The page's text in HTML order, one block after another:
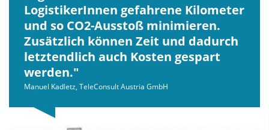
LogistikerInnen gefahrene Kilometer
und so CO2-Ausstoß minimieren.
Zusätzlich können Zeit und dadurch
letztendlich auch Kosten gespart
werden.
Manuel Kadletz, TeleConsult Austria GmbH